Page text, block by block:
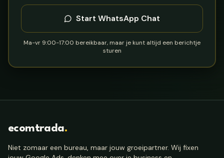
Start WhatsApp Chat
Ma-vr 9:00-17:00 bereikbaar, maar je kunt altijd een berichtje
sturen
ecomtrada.
Niet zomaar een bureau, maar jouw groeipartner. Wij fixen